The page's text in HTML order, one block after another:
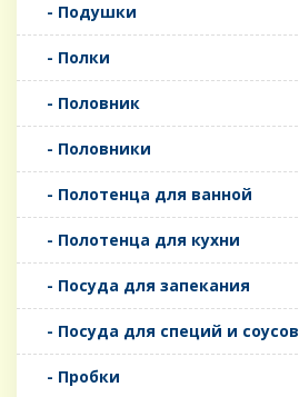
- Подушки
- Полки
- Половник
- Половники
- Полотенца для ванной
- Полотенца для кухни
- Посуда для запекания
- Посуда для специй и соусов
- Пробки